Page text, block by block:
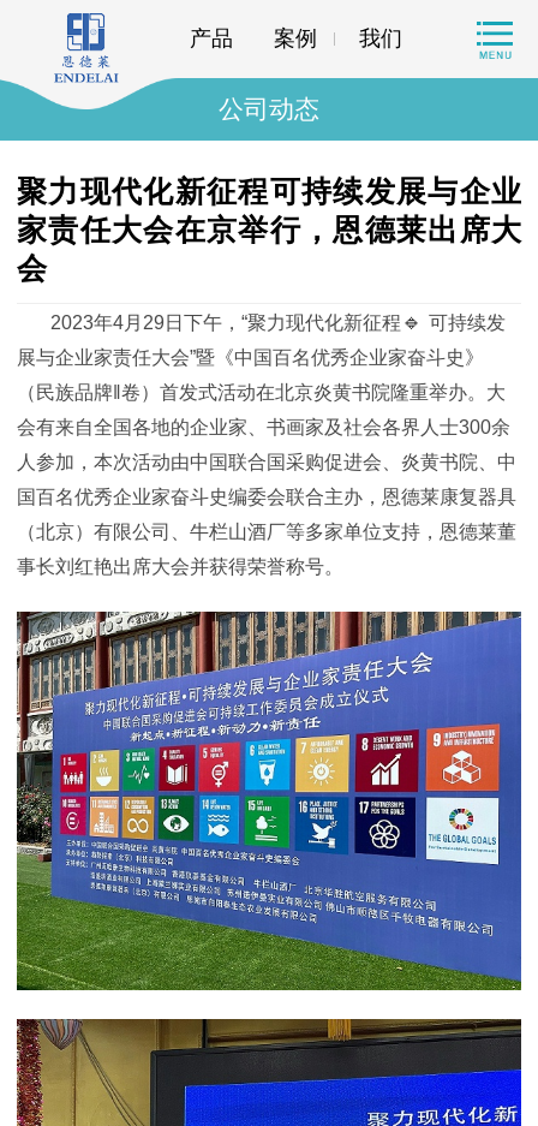
产品 案例 我们
公司动态
聚力现代化新征程可持续发展与企业
家责任大会在京举行，恩德莱出席大
会
2023年4月29日下午，“聚力现代化新征程 🔹 可持续发
展与企业家责任大会”暨《中国百名优秀企业家奋斗史》
（民族品牌‖卷）首发式活动在北京炎黄书院隆重举办。大
会有来自全国各地的企业家、书画家及社会各界人士300余
人参加，本次活动由中国联合国采购促进会、炎黄书院、中
国百名优秀企业家奋斗史编委会联合主办，恩德莱康复器具
（北京）有限公司、牛栏山酒厂等多家单位支持， 恩德莱董
事长刘红艳出席大会并获得荣誉称号。